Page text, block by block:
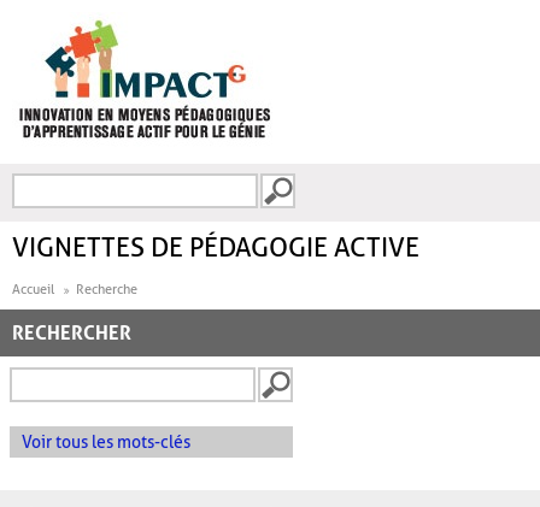
FORMULAIRE DE
VIGNETTES DE PÉDAGOGIE ACTIVE
Accueil Recherche
RECHERCHER
Voir tous les mots-clés